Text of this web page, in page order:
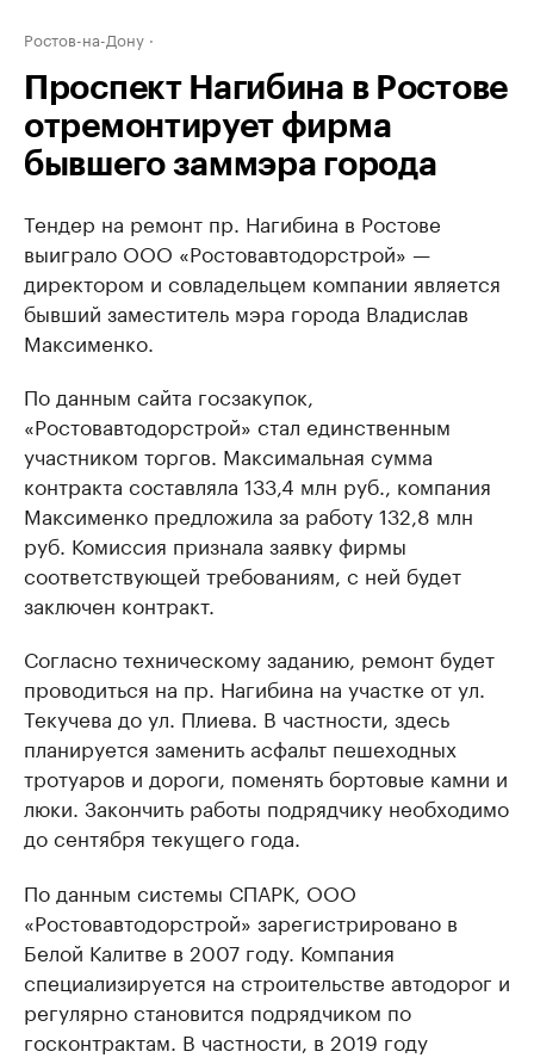
Ростов-на-Дону
Проспект Нагибина в Ростове
отремонтирует фирма
бывшего заммэра города
Тендер на ремонт пр. Нагибина в Ростове
выиграло ООО «Ростовавтодорстрой» —
директором и совладельцем компании является
бывший заместитель мэра города Владислав
Максименко.
По данным сайта госзакупок,
«Ростовавтодорстрой» стал единственным
участником торгов. Максимальная сумма
контракта составляла 133,4 млн руб., компания
Максименко предложила за работу 132,8 млн
руб. Комиссия признала заявку фирмы
соответствующей требованиям, с ней будет
заключен контракт.
Согласно техническому заданию, ремонт будет
проводиться на пр. Нагибина на участке от ул.
Текучева до ул. Плиева. В частности, здесь
планируется заменить асфальт пешеходных
тротуаров и дороги, поменять бортовые камни и
люки. Закончить работы подрядчику необходимо
до сентября текущего года.
По данным системы СПАРК, ООО
«Ростовавтодорстрой» зарегистрировано в
Белой Калитве в 2007 году. Компания
специализируется на строительстве автодорог и
регулярно становится подрядчиком по
госконтрактам. В частности, в 2019 году